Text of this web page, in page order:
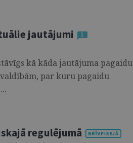
jautājumi
1
kā kāda jautājuma pagaidu
par kuru pagaidu
regulējumā